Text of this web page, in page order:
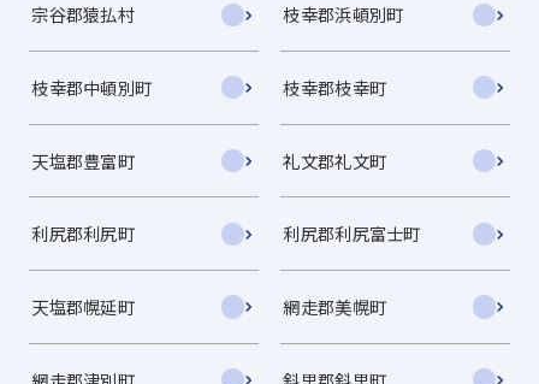
宗谷郡猿払村 枝幸郡浜頓別町
枝幸郡中頓別町 枝幸郡枝幸町
天塩郡豊富町 礼文郡礼文町
利尻郡利尻町 利尻郡利尻富士町
天塩郡幌延町 網走郡美幌町